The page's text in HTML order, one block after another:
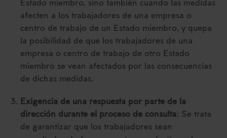
Estado miembro, sino también cuando las medidas
afecten a los trabajadores de una empresa o
centro de trabajo de un Estado miembro, y quepa
la posibilidad de que los trabajadores de una
empresa o centro de trabajo de otro Estado
miembro se vean afectados por las consecuencias
de dichas medidas.
Exigencia de una respuesta por parte de la
dirección durante el proceso de consulta: Se trata
de garantizar que los trabajadores sean